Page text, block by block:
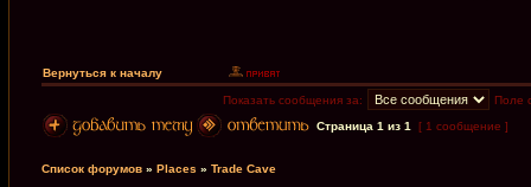
Вернуться к началу
Показать сообщения за:
Поле
Страница 1 из 1 [ 1 сообщение ]
Список форумов » Places » Trade Cave